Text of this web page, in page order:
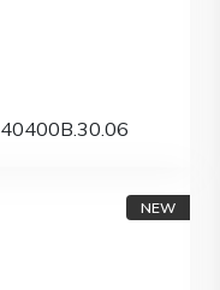
NEW